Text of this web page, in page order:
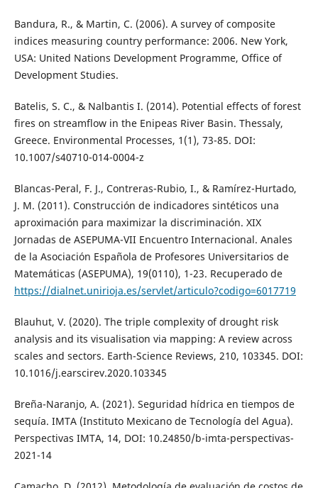
Bandura, R., & Martin, C. (2006). A survey of composite
indices measuring country performance: 2006. New York,
USA: United Nations Development Programme, Office of
Development Studies.
Batelis, S. C., & Nalbantis I. (2014). Potential effects of forest
fires on streamflow in the Enipeas River Basin. Thessaly,
Greece. Environmental Processes, 1(1), 73-85. DOI:
10.1007/s40710-014-0004-z
Blancas-Peral, F. J., Contreras-Rubio, I., & Ramírez-Hurtado,
J. M. (2011). Construcción de indicadores sintéticos una
aproximación para maximizar la discriminación. XIX
Jornadas de ASEPUMA-VII Encuentro Internacional. Anales
de la Asociación Española de Profesores Universitarios de
Matemáticas (ASEPUMA), 19(0110), 1-23. Recuperado de
https://dialnet.unirioja.es/servlet/articulo?codigo=6017719
Blauhut, V. (2020). The triple complexity of drought risk
analysis and its visualisation via mapping: A review across
scales and sectors. Earth-Science Reviews, 210, 103345. DOI:
10.1016/j.earscirev.2020.103345
Breña-Naranjo, A. (2021). Seguridad hídrica en tiempos de
sequía. IMTA (Instituto Mexicano de Tecnología del Agua).
Perspectivas IMTA, 14, DOI: 10.24850/b-imta-perspectivas-
2021-14